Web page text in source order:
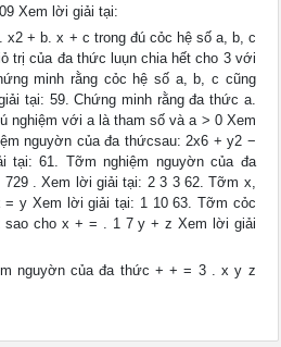
Xem lời giải tại:
x2 + b. x + c trong đú cỏc hệ số a, b, c
trị của đa thức luụn chia hết cho 3 với
minh rằng cỏc hệ số a, b, c cũng
tại: 59. Chứng minh rằng đa thức a.
nghiệm với a là tham số và a > 0 Xem
nguyờn của đa thứcsau: 2x6 + y2 −
tại: 61. Tỡm nghiệm nguyờn của đa
. Xem lời giải tại: 2 3 3 62. Tỡm x,
y Xem lời giải tại: 1 10 63. Tỡm cỏc
cho x + = . 1 7 y + z Xem lời giải
nguyờn của đa thức + + = 3 . x y z